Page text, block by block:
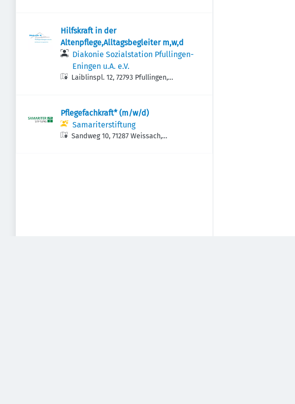
Hilfskraft in der
Altenpflege,Alltagsbegleiter m,w,d
Diakonie Sozialstation Pfullingen-
Eningen u.A. e.V.
Laiblinspl. 12, 72793 Pfullingen,
Pflegefachkraft* (m/w/d)
Samariterstiftung
Sandweg 10, 71287 Weissach,